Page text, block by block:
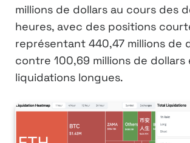
millions de dollars au cours des
heures, avec des positions
représentant 440,47 millions de
contre 100,69 millions de dollars
liquidations longues.